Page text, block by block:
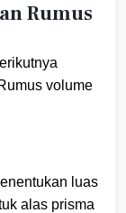
Rumus
volume
luas
alas prisma